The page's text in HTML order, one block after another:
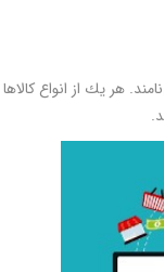
هر يك از انواع